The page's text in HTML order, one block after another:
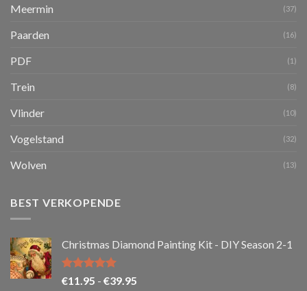
Meermin (37)
Paarden (16)
PDF (1)
Trein (8)
Vlinder (10)
Vogelstand (32)
Wolven (13)
BEST VERKOPENDE
Christmas Diamond Painting Kit - DIY Season 2-1
Gewaardeerd
€11.95 - €39.95